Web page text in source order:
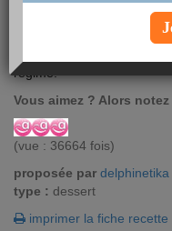
Vous souhaitez éviter la
programme minceur?
régime.
Vous aimez ? Alors notez
(vue : 36664 fois)
proposée par delphinetika
type : dessert
imprimer la fiche recette